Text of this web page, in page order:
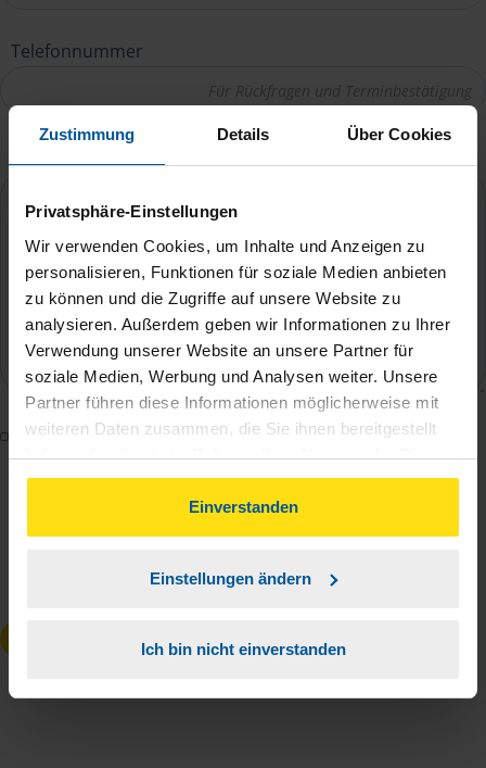
Zustimmung Details Über Cookies
Privatsphäre-Einstellungen
Wir verwenden Cookies, um Inhalte und Anzeigen zu
personalisieren, Funktionen für soziale Medien anbieten
zu können und die Zugriffe auf unsere Website zu
analysieren. Außerdem geben wir Informationen zu Ihrer
Verwendung unserer Website an unsere Partner für
soziale Medien, Werbung und Analysen weiter. Unsere
Partner führen diese Informationen möglicherweise mit
weiteren Daten zusammen, die Sie ihnen bereitgestellt
haben oder die sie im Rahmen Ihrer Nutzung der Dienste
gesammelt haben. Indem Sie auf Einverstanden klicken,
können Sie der Verwendung von Cookies, gemäß
unserer➔ Datenschutzrichtliniezustimmen.
Einverstanden
Einstellungen ändern
Ich bin nicht einverstanden
Telefonnummer
Mit dem Absenden des Kontaktformulars erkläre ich
mich damit einverstanden, dass meine Daten zur
Bearbeitung meines Anliegens sowie zur internen
Kenntnis genommen.*
Anfrage absenden